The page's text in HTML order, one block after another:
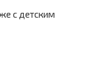
с детским